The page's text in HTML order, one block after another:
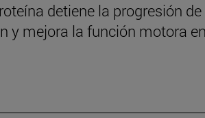
detiene la progresión de
y mejora la función motora